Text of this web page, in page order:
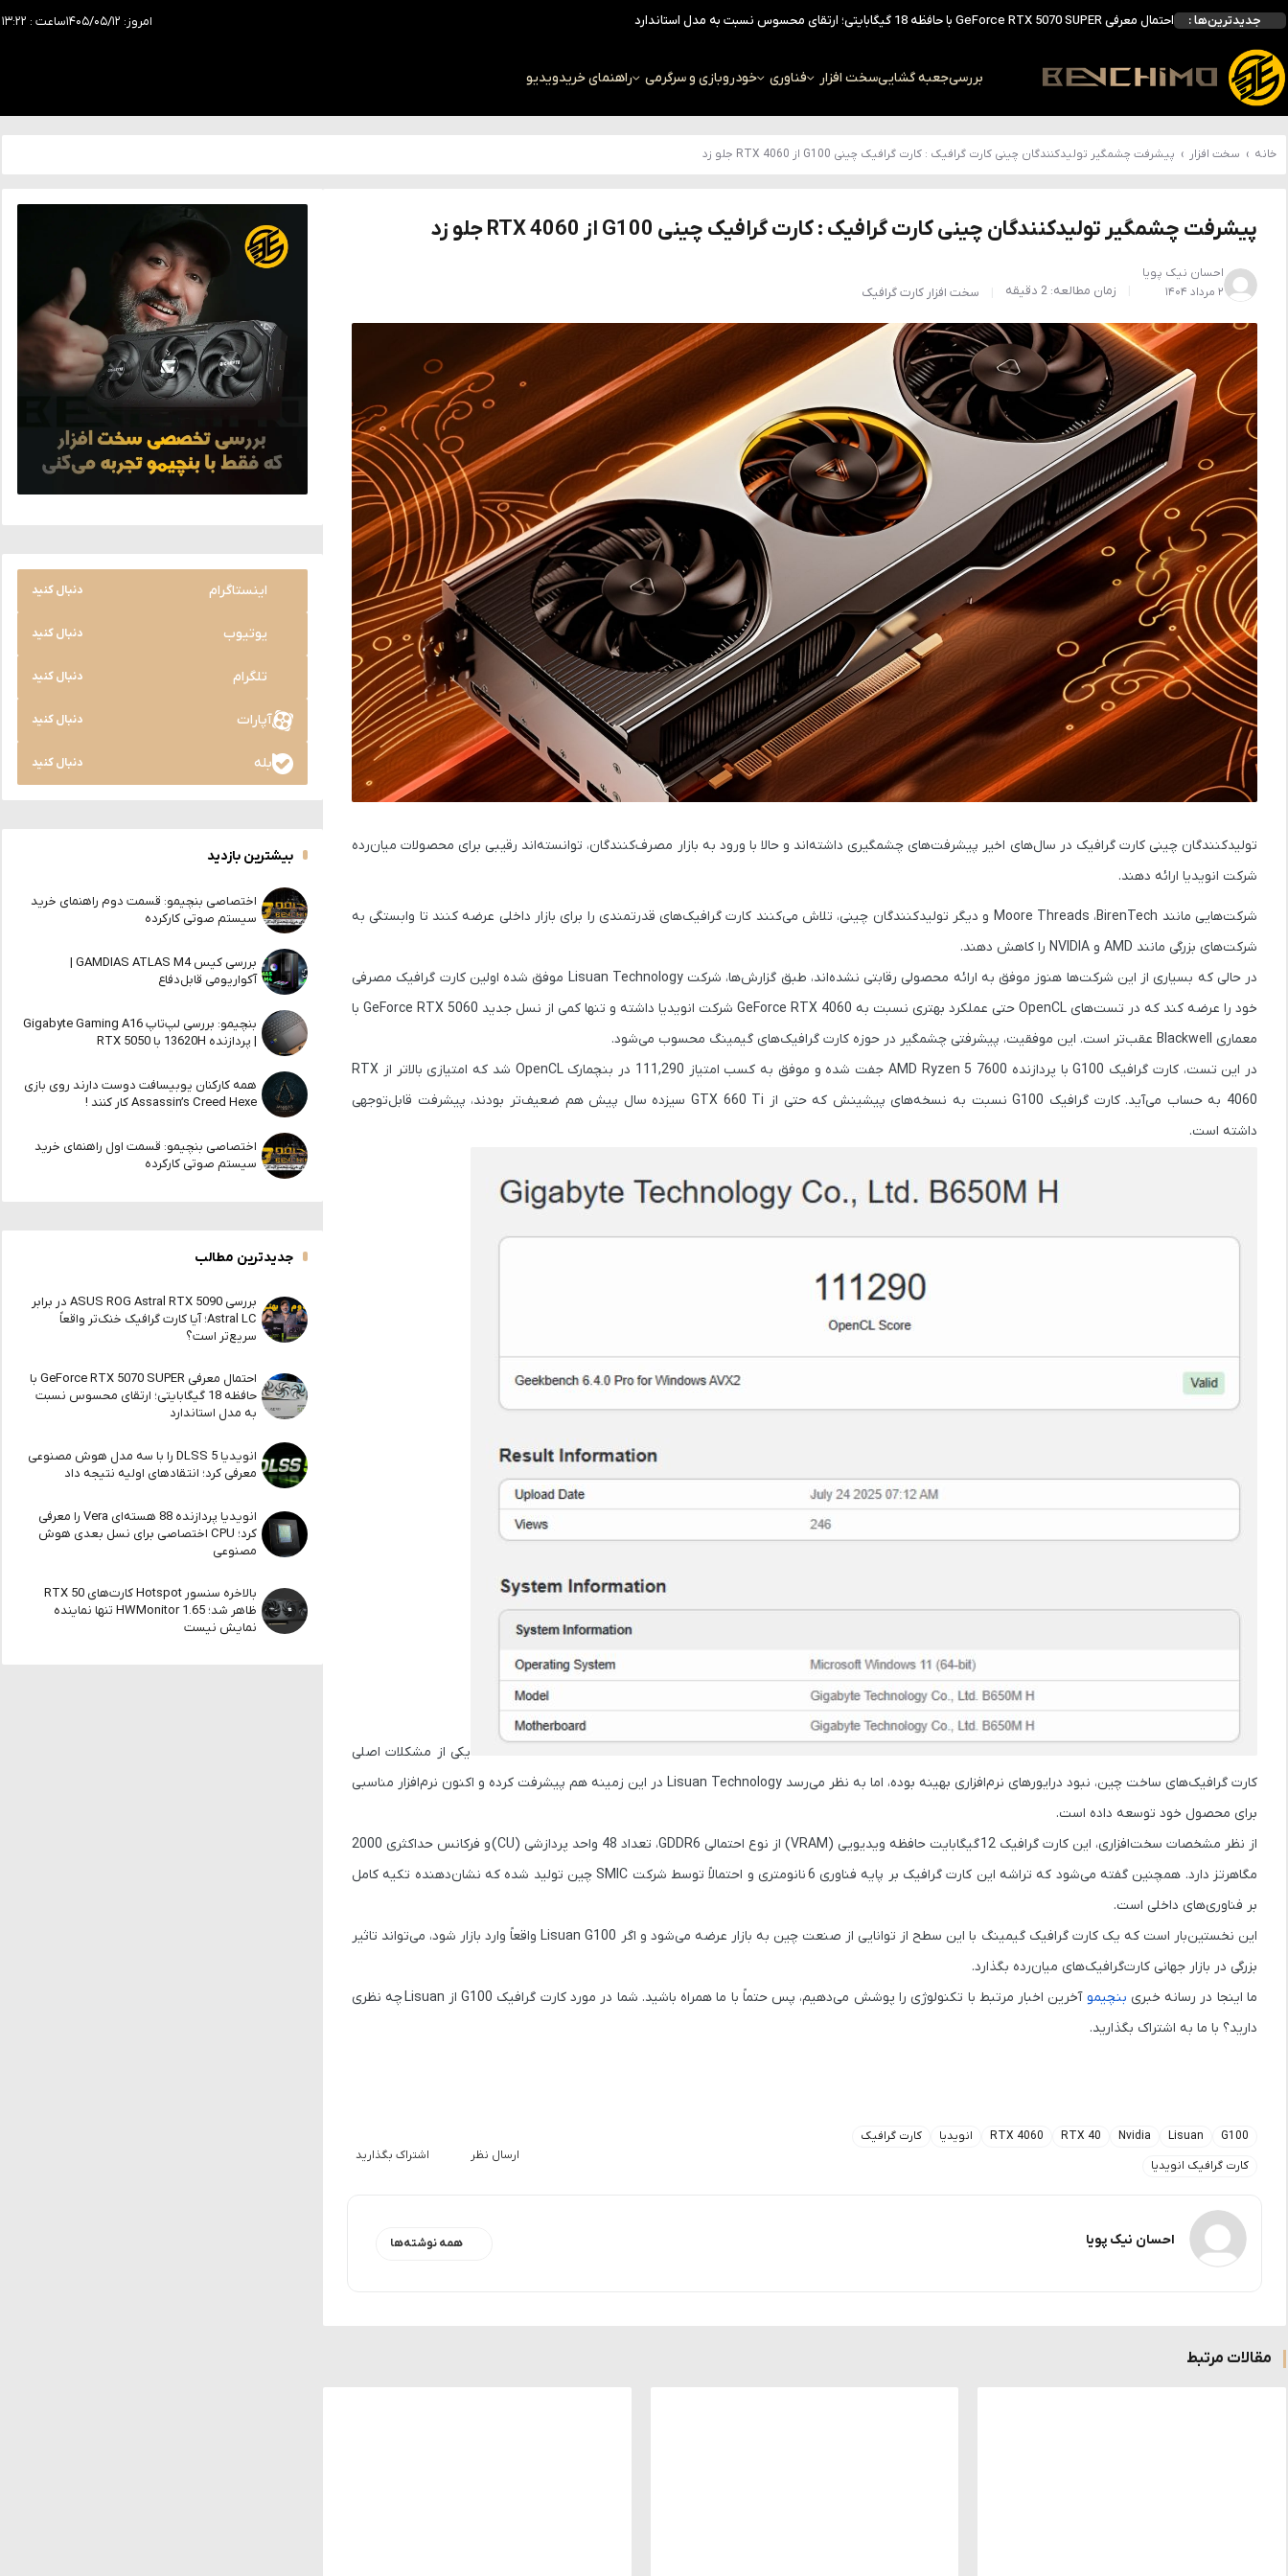
جدیدترین‌ها :
انویدیا DLSS 5 را با سه مدل هوش مصنوعی معرفی کرد؛ انتقادهای اولیه نتیجه داد
بررسی کیس GAMDIAS NESO P1 Pro؛ فول‌تاوری مهندسی‌شده برای سیستم‌های رده‌بالا
امروز: ۱۴۰۵/۰۵/۱۲ ساعت : ۱۳:۲۲
بررسیجعبه گشاییسخت افزار فناوری خودروبازی و سرگرمی راهنمای خریدویدیو
خانه › سخت افزار › پیشرفت چشمگیر تولیدکنندگان چینی کارت گرافیک : کارت گرافیک چینی G100 از RTX 4060 جلو زد
پیشرفت چشمگیر تولیدکنندگان چینی کارت گرافیک : کارت گرافیک چینی G100 از RTX 4060 جلو زد
احسان نیک پویا
۲ مرداد ۱۴۰۴
زمان مطالعه: 2 دقیقه سخت افزار کارت گرافیک
تولیدکنندگان چینی کارت گرافیک در سال‌های اخیر پیشرفت‌های چشمگیری داشته‌اند و حالا با ورود به بازار مصرف‌کنندگان، توانسته‌اند رقیبی برای محصولات میان‌رده
شرکت انویدیا ارائه دهند.
شرکت‌هایی مانند Moore Threads ،BirenTech
و دیگر تولیدکنندگان چینی، تلاش می‌کنند کارت گرافیک‌های قدرتمندی را برای بازار داخلی عرضه کنند تا وابستگی به
شرکت‌های بزرگی مانند AMD و NVIDIA را کاهش دهند.
در حالی که بسیاری از این شرکت‌ها هنوز موفق به ارائه محصولی رقابتی نشده‌اند، طبق گزارش‌ها، شرکتLisuan Technology موفق شده اولین کارت گرافیک مصرفی
خود را عرضه کند که در تست‌های OpenCL حتی عملکرد بهتری نسبت به
GeForce RTX 4060 شرکت انویدیا داشته و تنها کمی از نسل جدید GeForce RTX 5060 با
معماری Blackwell عقب‌تر است. این موفقیت، پیشرفتی چشمگیر در حوزه کارت گرافیک‌های گیمینگ محسوب می‌شود.
در این تست، کارت گرافیک G100 با پردازنده
AMD Ryzen 5 7600 جفت شده و موفق به کسب امتیاز 111,290
در بنچمارک OpenCL شد که امتیازی بالاتر از RTX
4060 به حساب می‌آید. کارت گرافیک G100 نسبت به نسخه‌های پیشینش که حتی از
GTX 660 Ti سیزده سال پیش هم ضعیف‌تر بودند، پیشرفت قابل‌توجهی
داشته است.
یکی از مشکلات اصلی
کارت گرافیک‌های ساخت چین، نبود درایورهای نرم‌افزاری بهینه بوده، اما به نظر می‌رسد Lisuan Technology در این زمینه هم پیشرفت کرده و اکنون نرم‌افزار مناسبی
برای محصول خود توسعه داده است.
از نظر مشخصات سخت‌افزاری، این کارت گرافیک 12 گیگابایت حافظه ویدیویی (VRAM) از نوع احتمالی GDDR6، تعداد 48 واحد پردازشی (CU) و فرکانس حداکثری 2000
مگاهرتز دارد. همچنین گفته می‌شود که تراشه این کارت گرافیک بر پایه فناوری 6 نانومتری و احتمالاً توسط شرکت SMICچین تولید شده که نشان‌دهنده تکیه کامل
بر فناوری‌های داخلی است.
این نخستین‌بار است که یک کارت گرافیک گیمینگ با این سطح از توانایی از صنعت چین به بازار عرضه می‌شود و اگر Lisuan G100 واقعاً وارد بازار شود، می‌تواند تاثیر
بزرگی در بازار جهانی کارت‌گرافیک‌های میان‌رده بگذارد.
ما اینجا در رسانه خبری بنچیمو آخرین اخبار مرتبط با تکنولوژی را پوشش می‌دهیم، پس حتماً با ما همراه باشید. شما در مورد کارت گرافیک G100 از Lisuanچه نظری
دارید؟ با ما به اشتراک بگذارید.
G100
Lisuan
Nvidia
RTX 40
RTX 4060 انویدیا
کارت گرافیک
کارت گرافیک انویدیا
ارسال نظر اشتراک بگذارید
احسان نیک پویا همه نوشته‌ها
مقالات مرتبط
اینستاگرام دنبال کنید
یوتیوب دنبال کنید
تلگرام دنبال کنید
آپارات دنبال کنید
بله دنبال کنید
بیشترین بازدید
اختصاصی بنچیمو: قسمت دوم راهنمای خرید
سیستم صوتی کارکرده
بررسی کیس GAMDIAS ATLAS M4 |
آکواریومی قابل‌دفاع
بنچیمو: بررسی لپ‌تاپ Gigabyte Gaming A16
| پردازنده 13620H با RTX 5050
همه کارکنان یوبیسافت دوست دارند روی بازی
Assassin’s Creed Hexe کار کنند !
اختصاصی بنچیمو: قسمت اول راهنمای خرید
سیستم صوتی کارکرده
جدیدترین مطالب
بررسی ASUS ROG Astral RTX 5090 در برابر
Astral LC؛ آیا کارت گرافیک خنک‌تر واقعاً
سریع‌تر است؟
احتمال معرفی GeForce RTX 5070 SUPER با
حافظه 18 گیگابایتی؛ ارتقای محسوس نسبت
به مدل استاندارد
انویدیا DLSS 5 را با سه مدل هوش مصنوعی
معرفی کرد؛ انتقادهای اولیه نتیجه داد
انویدیا پردازنده 88 هسته‌ای Vera را معرفی
کرد؛ CPU اختصاصی برای نسل بعدی هوش
مصنوعی
بالاخره سنسور Hotspot کارت‌های RTX 50
ظاهر شد؛ HWMonitor 1.65 تنها نماینده
نمایش نیست